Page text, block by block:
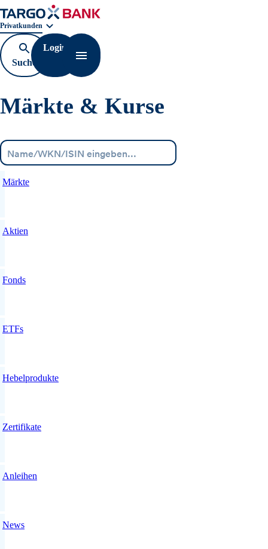
Geschäftsbereichnavigation. Aktuelle Auswahl:
Privatkunden
Suche
öffnen
Login
Navigation öffnen
Märkte & Kurse
Märkte
Aktien
Fonds
ETFs
Hebelprodukte
Zertifikate
Anleihen
News